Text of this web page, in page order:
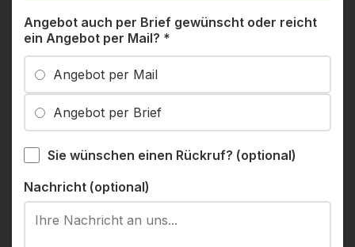
Angebot auch per Brief gewünscht oder reicht
ein Angebot per Mail? *
Angebot per Mail
Angebot per Brief
Sie wünschen einen Rückruf? (optional)
Nachricht (optional)